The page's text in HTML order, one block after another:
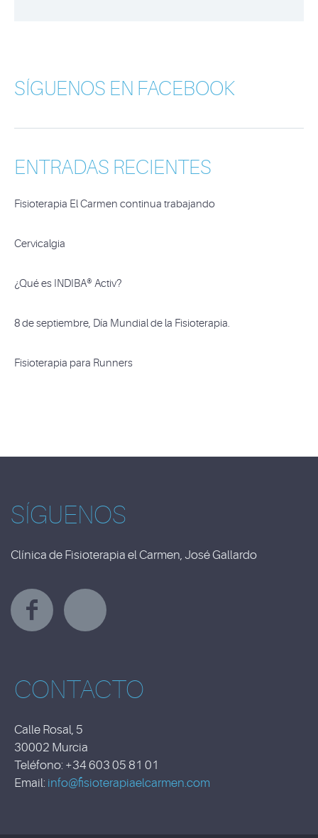
SÍGUENOS EN FACEBOOK
ENTRADAS RECIENTES
Fisioterapia El Carmen continua trabajando
Cervicalgia
¿Qué es INDIBA® Activ?
8 de septiembre, Día Mundial de la Fisioterapia.
Fisioterapia para Runners
SÍGUENOS
Clínica de Fisioterapia el Carmen, José Gallardo
CONTACTO
Calle Rosal, 5
30002 Murcia
Teléfono: +34 603 05 81 01
Email: info@fisioterapiaelcarmen.com